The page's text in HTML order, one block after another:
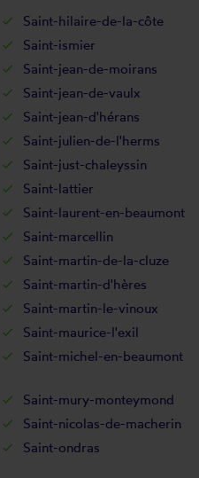
Saint-hilaire-de-la-côte
Saint-ismier
Saint-jean-de-moirans
Saint-jean-de-vaulx
Saint-jean-d'hérans
Saint-julien-de-l'herms
Saint-just-chaleyssin
Saint-lattier
Saint-laurent-en-beaumont
Saint-marcellin
Saint-martin-de-la-cluze
Saint-martin-d'hères
Saint-martin-le-vinoux
Saint-maurice-l'exil
Saint-michel-en-beaumont
Saint-mury-monteymond
Saint-nicolas-de-macherin
Saint-ondras